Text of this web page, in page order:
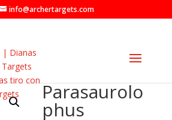
info@archertargets.com
Parasaurolo
phus